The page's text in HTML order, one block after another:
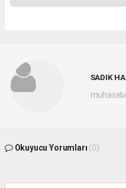
SADIK
Okuyucu Yorumları (0)